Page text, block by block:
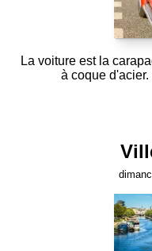
La voiture est la
à coque